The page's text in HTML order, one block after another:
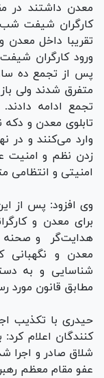
معدن داشتند در
کارگران شیفت
تقریبا داخل
ورود کارگران
پس از تجمع ده
متفرق شدند ولی
تجمع ادامه
تابلوی معدن و دکه
وارد می‌کنند و در
زدن نظم و امنیت
امنیتی و انتظامی
وی افزود: پس از
برای معدن و
هدایت‌گر و صحنه
معدن و نگهبانی
شناسایی و به
مطابق قانون مورد
شلاق صادر و اجرا
عفو مقام معظم